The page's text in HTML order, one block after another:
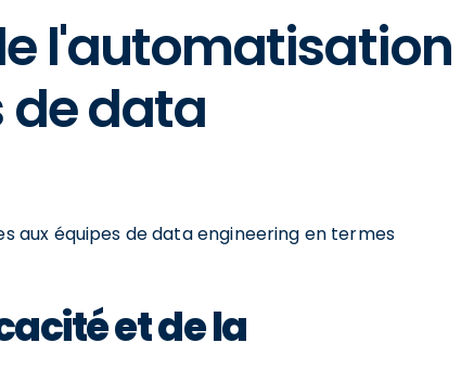
l'automatisation
de data
aux équipes de data engineering en termes
et de la